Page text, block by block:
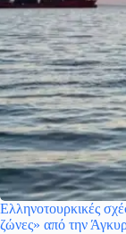
Ελληνοτουρκικές
ζώνες» από την